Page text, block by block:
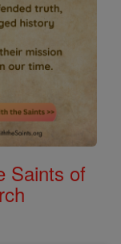
Saints of